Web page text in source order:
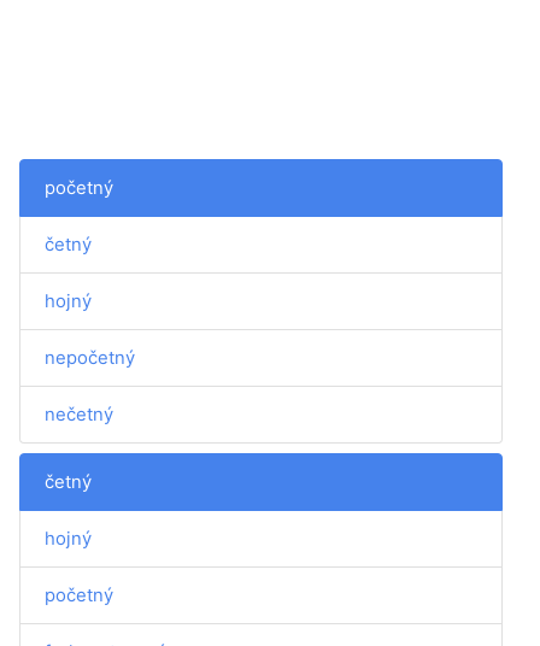
početný
četný
hojný
nepočetný
nečetný
četný
hojný
početný